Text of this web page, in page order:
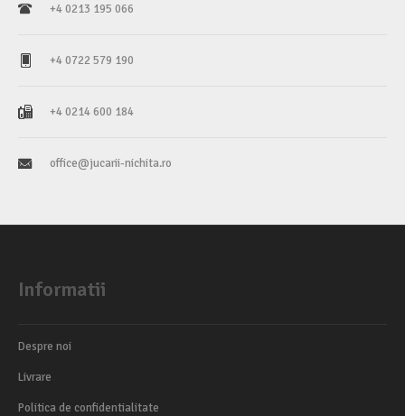
+4 0213 195 066
+4 0722 579 190
+4 0214 600 184
office@jucarii-nichita.ro
Informatii
Despre noi
Livrare
Politica de confidentialitate